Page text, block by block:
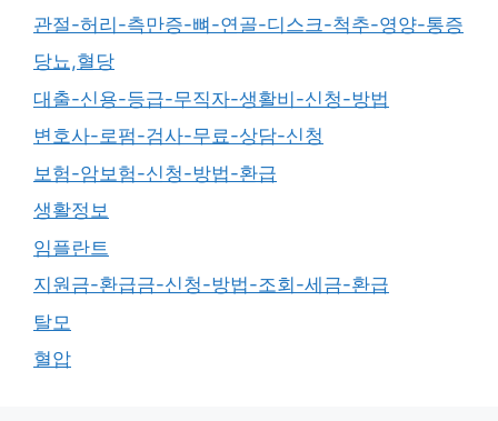
관절-허리-측만증-뼈-연골-디스크-척추-영양-통증
당뇨,혈당
대출-신용-등급-무직자-생활비-신청-방법
변호사-로펌-검사-무료-상담-신청
보험-암보험-신청-방법-환급
생활정보
임플란트
지원금-환급금-신청-방법-조회-세금-환급
탈모
혈압